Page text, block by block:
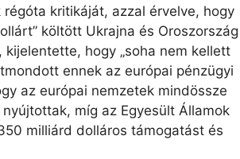
kritikáját, azzal érvelve, hogy
költött Ukrajna és Oroszország
hogy „soha nem kellett
ennek az európai pénzügyi
az európai nemzetek mindössze
míg az Egyesült Államok
milliárd dolláros támogatást és